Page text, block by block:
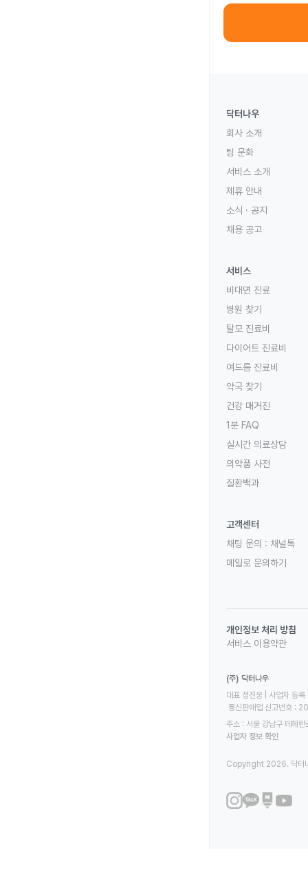
닥터나우
회사 소개
팀 문화
서비스 소개
제휴 안내
소식 · 공지
채용 공고
서비스
비대면 진료
병원 찾기
탈모 진료비
다이어트 진료비
여드름 진료비
약국 찾기
건강 매거진
1분 FAQ
실시간 의료상담
의약품 사전
질환백과
고객센터
채팅 문의 : 채널톡
메일로 문의하기
개인정보 처리 방침
서비스 이용약관
(주) 닥터나우
대표 정진웅 | 사업자
통신판매업 신고번호
주소 : 서울 강남구 테헤
사업자 정보 확인
Copyright 2026. 닥터